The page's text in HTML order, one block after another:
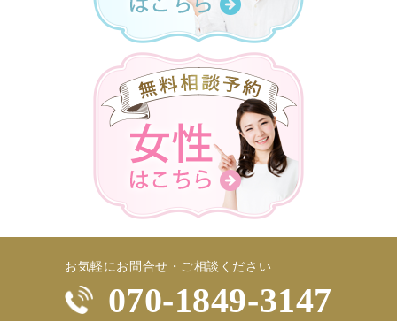
お気軽にお問合せ・ご相談ください
070-1849-3147